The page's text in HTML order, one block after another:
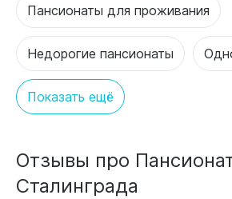
Пансионаты для проживания
Недорогие пансионаты
Показать ещё
Отзывы про
Сталинграда